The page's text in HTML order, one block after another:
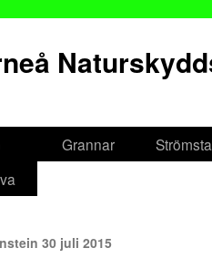
Grannar
30 juli 2015